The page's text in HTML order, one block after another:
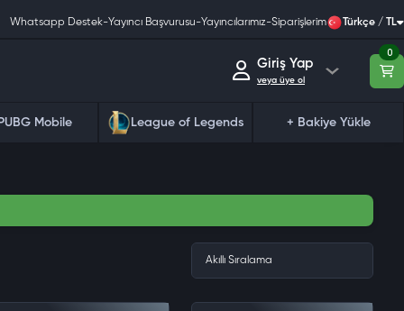
Whatsapp Destek-Yayıncı Başvurusu-Yayıncılarımız-Siparişlerim Türkçe / TL
Giriş Yap
veya üye ol
0
PUBG Mobile League of Legends + Bakiye Yükle